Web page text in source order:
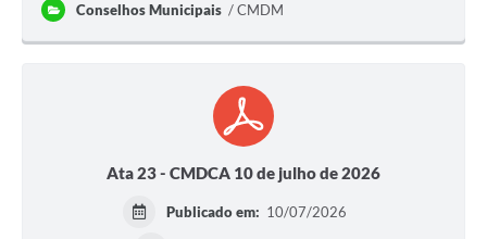
Conselhos Municipais CMDM
Ata 23 - CMDCA 10 de julho de 2026
Publicado em: 10/07/2026